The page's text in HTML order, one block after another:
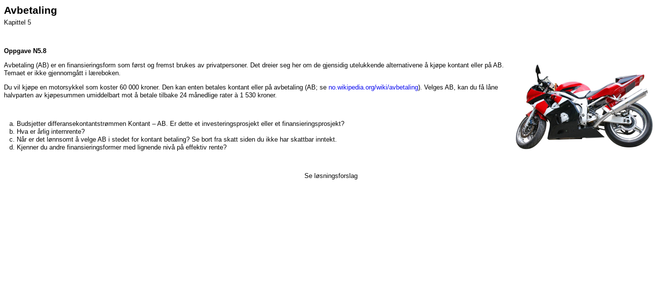
Avbetaling
Kapittel 5
Oppgave N5.8
Avbetaling (AB) er en finansieringsform som først og fremst brukes av privatpersoner. Det dreier seg her om de gjensidig utelukkende alternativene å kjøpe kontant eller på AB.
Temaet er ikke gjennomgått i læreboken.
Du vil kjøpe en motorsykkel som koster 60 000 kroner. Den kan enten betales kontant eller på avbetaling (AB; seno.wikipedia.org/wiki/avbetaling). Velges AB, kan du få låne
halvparten av kjøpesummen umiddelbart mot å betale tilbake 24 månedlige rater à 1 530 kroner.
Budsjetter differansekontantstrømmen Kontant – AB. Er dette et investeringsprosjekt eller et finansieringsprosjekt?
Hva er årlig internrente?
Når er det lønnsomt å velge AB i stedet for kontant betaling? Se bort fra skatt siden du ikke har skattbar inntekt.
Kjenner du andre finansieringsformer med lignende nivå på effektiv rente?
Se løsningsforslag